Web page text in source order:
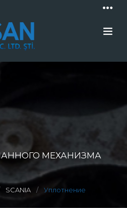
МЕХАНИЗМА
SCANIA
Уплотнение